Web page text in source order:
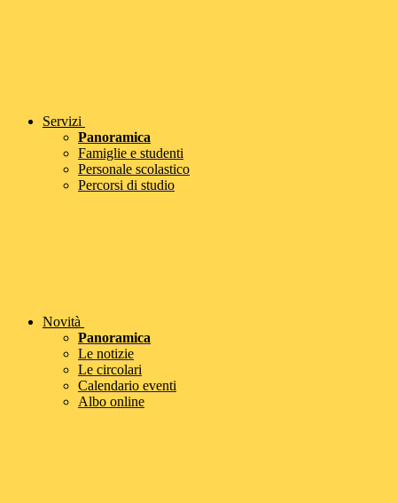
Servizi
Panoramica
Famiglie e studenti
Personale scolastico
Percorsi di studio
Novità
Panoramica
Le notizie
Le circolari
Calendario eventi
Albo online